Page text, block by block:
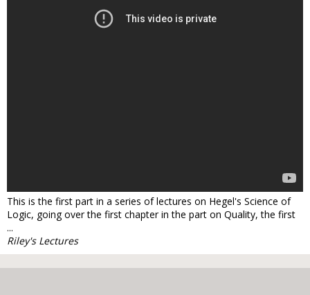
This is the first part in a series of lectures on Hegel's Science of
Logic, going over the first chapter in the part on Quality, the first
...
Riley's Lectures